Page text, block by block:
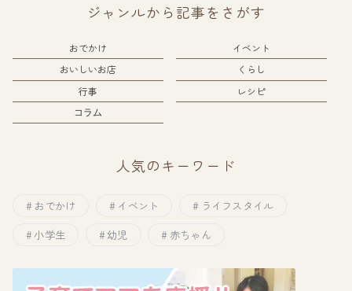
ジャンルから記事をさがす
おでかけ
イベント
おいしいお店
くらし
行事
レシピ
コラム
人気のキーワード
おでかけ イベント
ライフスタイル
小学生
幼児 赤ちゃん